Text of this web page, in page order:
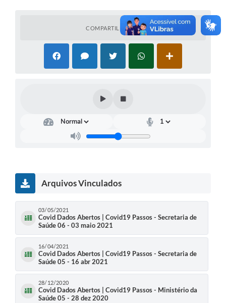
COMPARTILHAR
Arquivos Vinculados
03/05/2021
Covid Dados Abertos | Covid19 Passos - Secretaria de
Saúde 06 - 03 maio 2021
16/04/2021
Covid Dados Abertos | Covid19 Passos - Secretaria de
Saúde 05 - 16 abr 2021
28/12/2020
Covid Dados Abertos | Covid19 Passos - Ministério da
Saúde 05 - 28 dez 2020